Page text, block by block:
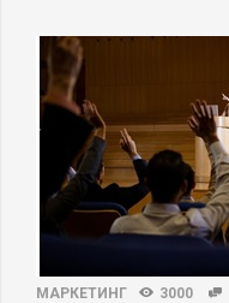
МАРКЕТИНГ 3000